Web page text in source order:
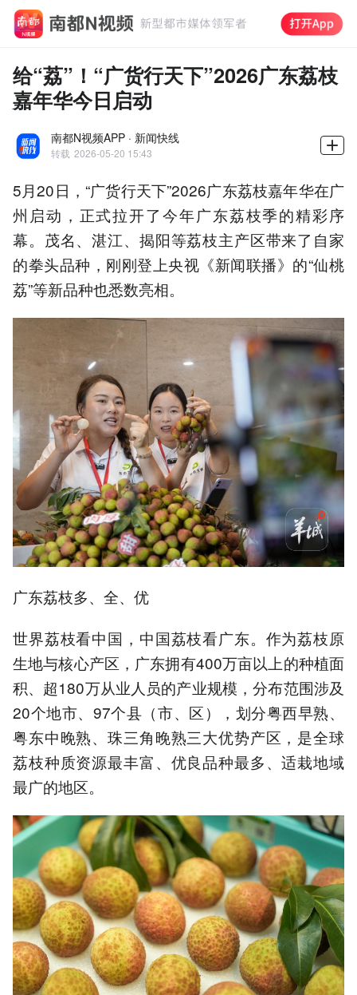
给“荔”！“广货行天下”2026广东荔枝
嘉年华今日启动
南都N视频APP · 新闻快线
转载 2026-05-20 15:43
5月20日，“广货行天下”2026广东荔枝嘉年华在广
州启动，正式拉开了今年广东荔枝季的精彩序
幕。茂名、湛江、揭阳等荔枝主产区带来了自家
的拳头品种，刚刚登上央视《新闻联播》的“仙桃
荔”等新品种也悉数亮相。
广东荔枝多、全、优
世界荔枝看中国，中国荔枝看广东。作为荔枝原
生地与核心产区，广东拥有400万亩以上的种植面
积、超180万从业人员的产业规模，分布范围涉及
20个地市、97个县（市、区），划分粤西早熟、
粤东中晚熟、珠三角晚熟三大优势产区，是全球
荔枝种质资源最丰富、优良品种最多、适栽地域
最广的地区。